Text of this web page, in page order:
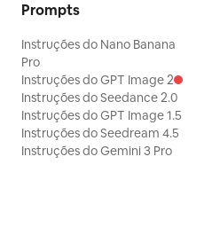
Prompts
Instruções do Nano Banana
Pro
Instruções do GPT Image 2
Instruções do Seedance 2.0
Instruções do GPT Image 1.5
Instruções do Seedream 4.5
Instruções do Gemini 3 Pro